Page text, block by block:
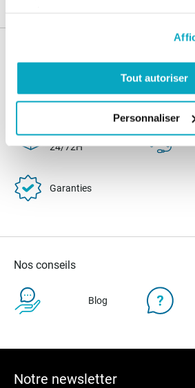
Tout autoriser
Personnaliser
100% sécurisé
3x
Livraison
24/72H
Garanties
Nos conseils
Blog
Notre newsletter